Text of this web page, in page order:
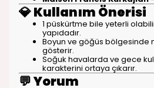
💎Kullanım Önerisi
1 püskürtme bile yeterli
yapıdadır.
Boyun ve göğüs bölgesinde
gösterir.
Soğuk havalarda ve gece
karakterini ortaya çıkarır.
💬Yorum